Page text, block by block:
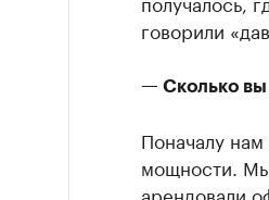
говорили
— Сколько вы
Поначалу
мощности.
арендовали